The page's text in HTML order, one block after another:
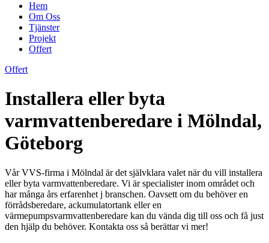
Hem
Om Oss
Tjänster
Projekt
Offert
Offert
Installera eller byta
varmvattenberedare i Mölndal,
Göteborg
Vår VVS-firma i Mölndal är det självklara valet när du vill installera
eller byta varmvattenberedare. Vi är specialister inom området och
har många års erfarenhet j branschen. Oavsett om du behöver en
förrådsberedare, ackumulatortank eller en
värmepumpsvarmvattenberedare kan du vända dig till oss och få just
den hjälp du behöver. Kontakta oss så berättar vi mer!